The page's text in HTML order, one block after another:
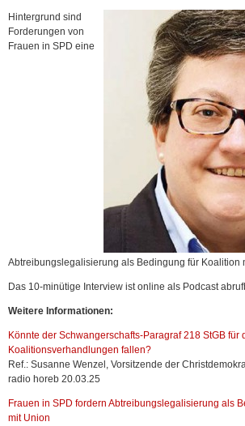
Hintergrund sind
Forderungen von
Frauen in SPD eine
Abtreibungslegalisierung als Bedingung für Koalition
Das 10-minütige Interview ist online als Podcast
Weitere Informationen:
Könnte der Schwangerschafts-Paragraf 218 StGB für
Koalitionsverhandlungen fallen?
Ref.: Susanne Wenzel, Vorsitzende der
radio horeb 20.03.25
Frauen in SPD fordern Abtreibungslegalisierung als
mit Union